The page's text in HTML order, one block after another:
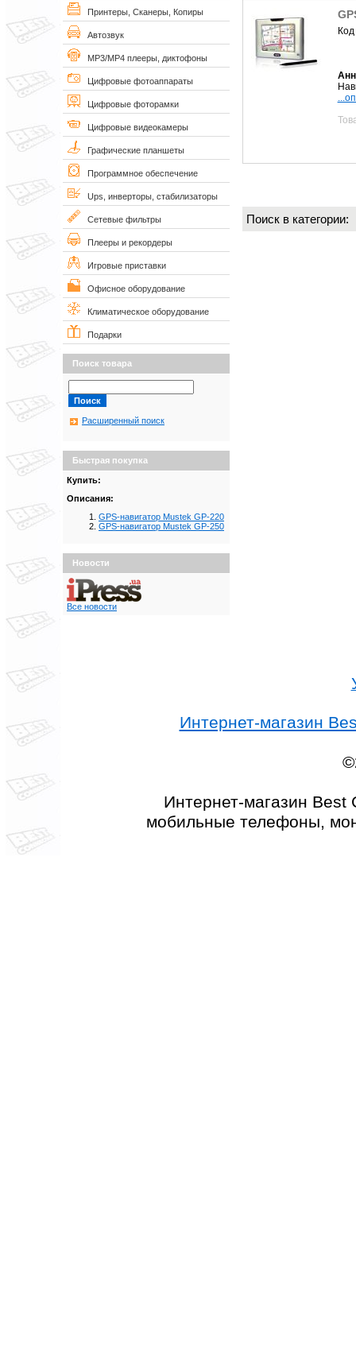
Принтеры, Сканеры, Копиры
Автозвук
MP3/MP4 плееры, диктофоны
Цифровые фотоаппараты
Цифровые фоторамки
Цифровые видеокамеры
Графические планшеты
Программное обеспечение
Ups, инверторы, стабилизаторы
Сетевые фильтры
Плееры и рекордеры
Игровые приставки
Офисное оборудование
Климатическое оборудование
Подарки
Поиск товара
Расширенный поиск
Быстрая покупка
Купить:
Описания:
GPS-навигатор Mustek GP-220
GPS-навигатор Mustek GP-250
Новости
Все новости
Поиск в
Интернет-магазин
Интернет-магазин Best
мобильные телефоны,